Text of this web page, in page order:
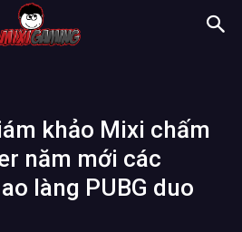
khảo Mixi chấm
năm mới các
làng PUBG duo